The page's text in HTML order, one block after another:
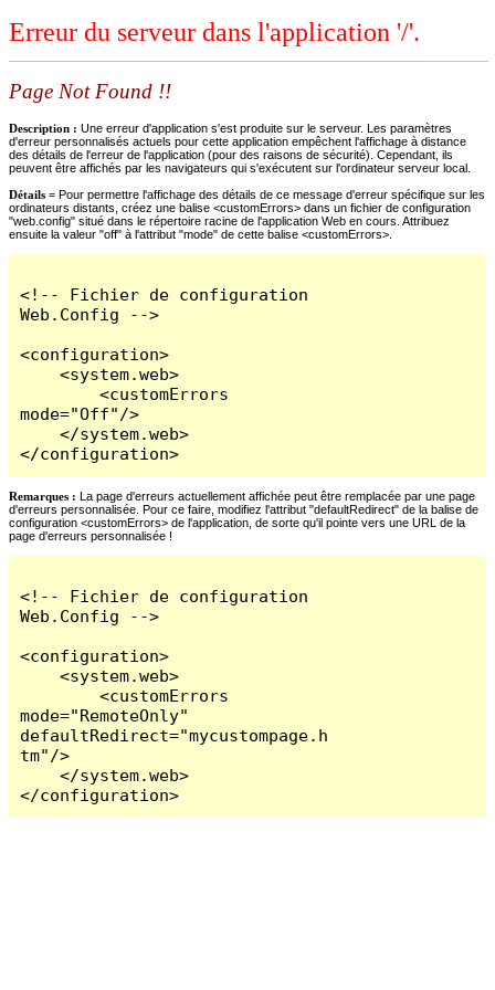
Erreur du serveur dans l'application '/'.
Page Not Found !!
Description : Une erreur d'application s'est produite sur le serveur. Les paramètres
d'erreur personnalisés actuels pour cette application empêchent l'affichage à distance
des détails de l'erreur de l'application (pour des raisons de sécurité). Cependant, ils
peuvent être affichés par les navigateurs qui s'exécutent sur l'ordinateur serveur local.
Détails = Pour permettre l'affichage des détails de ce message d'erreur spécifique sur les
ordinateurs distants, créez une balise <customErrors> dans un fichier de configuration
"web.config" situé dans le répertoire racine de l'application Web en cours. Attribuez
ensuite la valeur "off" à l'attribut "mode" de cette balise <customErrors>.
<!-- Fichier de configuration
Web.Config -->
<configuration>
    <system.web>
        <customErrors
mode="Off"/>
    </system.web>
</configuration>
Remarques : La page d'erreurs actuellement affichée peut être remplacée par une page
d'erreurs personnalisée. Pour ce faire, modifiez l'attribut "defaultRedirect" de la balise de
configuration <customErrors> de l'application, de sorte qu'il pointe vers une URL de la
page d'erreurs personnalisée !
<!-- Fichier de configuration
Web.Config -->
<configuration>
    <system.web>
        <customErrors
mode="RemoteOnly"
defaultRedirect="mycustompage.h
tm"/>
    </system.web>
</configuration>